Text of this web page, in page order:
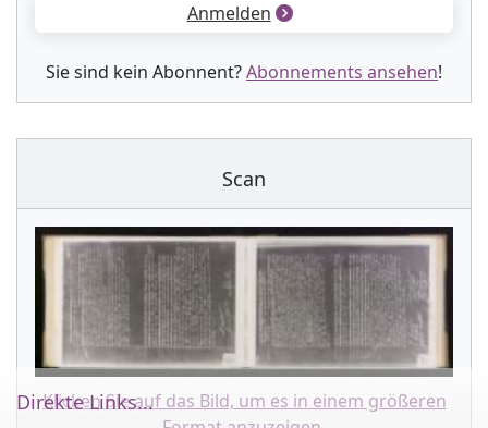
Anmelden
Sie sind kein Abonnent?Abonnements ansehen!
Scan
Klicken Sie auf das Bild, um es in einem größeren
Direkte Links...